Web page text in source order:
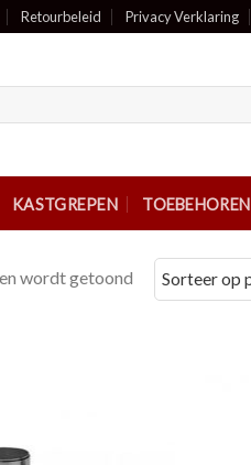
Retourbeleid Privacy Verklaring
KASTGREPEN TOEBEHOREN
wordt getoond